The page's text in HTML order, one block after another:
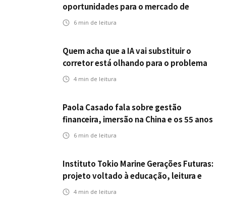
oportunidades para o mercado de
seguros ampliar cobertura e prevenção
6 min de leitura
Quem acha que a IA vai substituir o
corretor está olhando para o problema
errado
4 min de leitura
Paola Casado fala sobre gestão
financeira, imersão na China e os 55 anos
da ENS
6 min de leitura
Instituto Tokio Marine Gerações Futuras:
projeto voltado à educação, leitura e
empregabilidade
4 min de leitura